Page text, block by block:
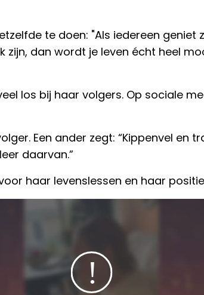
te doen: "Als iedereen geniet
zijn, dan wordt je leven écht heel
los bij haar volgers. Op sociale
Een ander zegt: “Kippenvel en
daarvan.”
haar levenslessen en haar